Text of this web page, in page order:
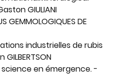
GIULIANI
GEMMOLOGIQUES DE
industrielles de rubis
en émergence. -